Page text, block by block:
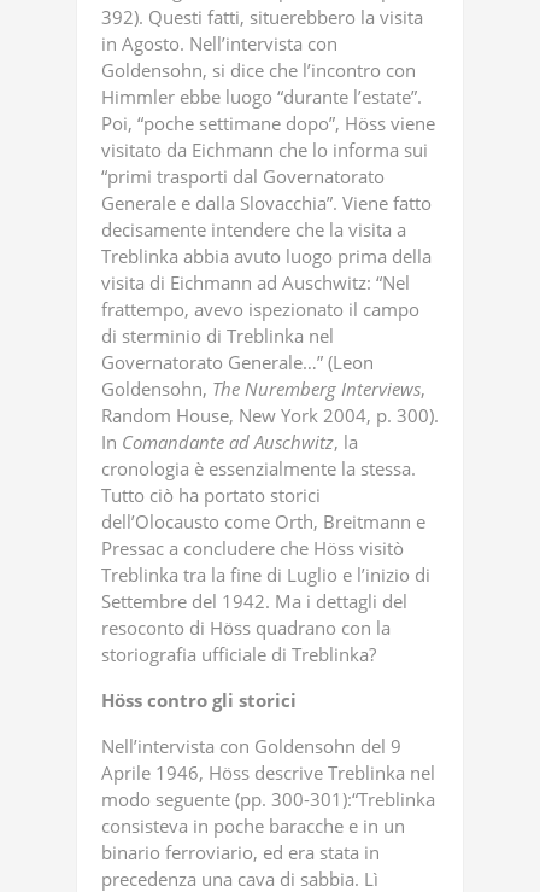
392). Questi fatti, situerebbero la visita
in Agosto. Nell’intervista con
Goldensohn, si dice che l’incontro con
Himmler ebbe luogo “durante l’estate”.
Poi, “poche settimane dopo”, Höss viene
visitato da Eichmann che lo informa sui
“primi trasporti dal Governatorato
Generale e dalla Slovacchia”. Viene fatto
decisamente intendere che la visita a
Treblinka abbia avuto luogo prima della
visita di Eichmann ad Auschwitz: “Nel
frattempo, avevo ispezionato il campo
di sterminio di Treblinka nel
Governatorato Generale…” (Leon
Goldensohn, The Nuremberg Interviews,
Random House, New York 2004, p. 300).
In Comandante ad Auschwitz, la
cronologia è essenzialmente la stessa.
Tutto ciò ha portato storici
dell’Olocausto come Orth, Breitmann e
Pressac a concludere che Höss visitò
Treblinka tra la fine di Luglio e l’inizio di
Settembre del 1942. Ma i dettagli del
resoconto di Höss quadrano con la
storiografia ufficiale di Treblinka?
Höss contro gli storici
Nell’intervista con Goldensohn del 9
Aprile 1946, Höss descrive Treblinka nel
modo seguente (pp. 300-301):“Treblinka
consisteva in poche baracche e in un
binario ferroviario, ed era stata in
precedenza una cava di sabbia. Lì